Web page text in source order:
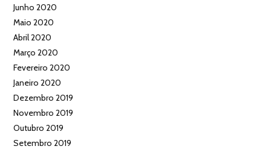
Junho 2020
Maio 2020
Abril 2020
Março 2020
Fevereiro 2020
Janeiro 2020
Dezembro 2019
Novembro 2019
Outubro 2019
Setembro 2019